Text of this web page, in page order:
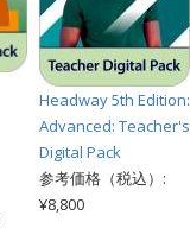
Headway 5th Edition:
Advanced: Teacher's
Digital Pack
参考価格（税込）:
¥8,800